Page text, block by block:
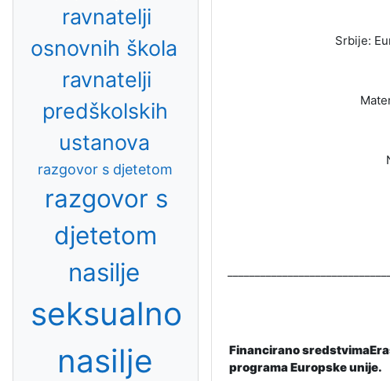
Srbije:
Financirano
programa Europske unije.
ravnatelji
osnovnih škola
ravnatelji
predškolskih
ustanova
razgovor s djetetom
razgovor s
djetetom
nasilje
seksualno
nasilje